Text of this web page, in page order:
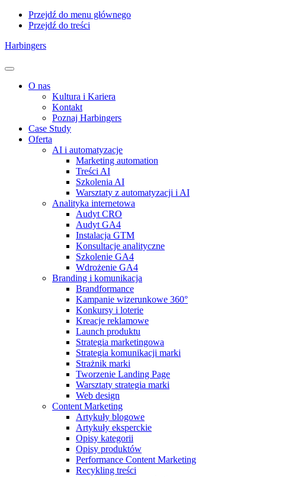
Przejdź do menu głównego
Przejdź do treści
Harbingers
Menu
O nas
Kultura i Kariera
Kontakt
Poznaj Harbingers
Case Study
Oferta
AI i automatyzacje
Marketing automation
Treści AI
Szkolenia AI
Warsztaty z automatyzacji i AI
Analityka internetowa
Audyt CRO
Audyt GA4
Instalacja GTM
Konsultacje analityczne
Szkolenie GA4
Wdrożenie GA4
Branding i komunikacja
Brandformance
Kampanie wizerunkowe 360°
Konkursy i loterie
Kreacje reklamowe
Launch produktu
Strategia marketingowa
Strategia komunikacji marki
Strażnik marki
Tworzenie Landing Page
Warsztaty strategia marki
Web design
Content Marketing
Artykuły blogowe
Artykuły eksperckie
Opisy kategorii
Opisy produktów
Performance Content Marketing
Recykling treści